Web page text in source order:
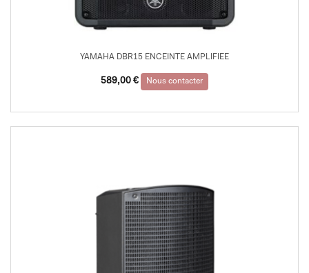
YAMAHA DBR15 ENCEINTE AMPLIFIEE
589,00 € Nous contacter